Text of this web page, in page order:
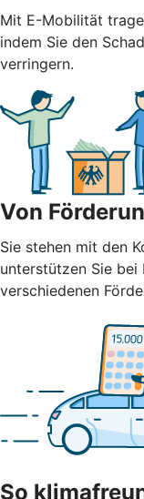
Mit E-Mobilität
indem Sie den
verringern.
Von
Sie stehen mit den
unterstützen Sie
verschiedenen
So